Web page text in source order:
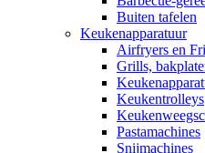
Buiten tafelen
Keukenapparatuur
Airfryers en
Grills,
Keukentrolleys
Pastamachines
Snijmachines